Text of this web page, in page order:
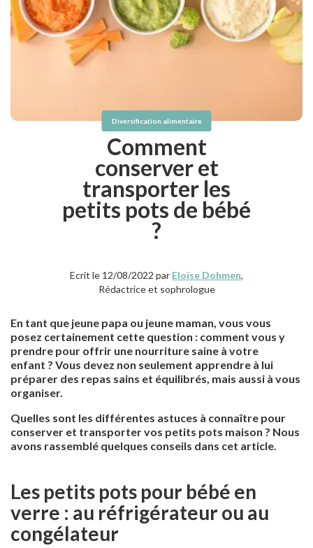
Diversification alimentaire
Comment
conserver et
transporter les
petits pots de bébé
?
Ecrit le 12/08/2022 par Eloïse Dohmen,
Rédactrice et sophrologue
En tant que jeune papa ou jeune maman, vous vous
posez certainement cette question : comment vous y
prendre pour offrir une nourriture saine à votre
enfant ? Vous devez non seulement apprendre à lui
préparer des repas sains et équilibrés, mais aussi à vous
organiser.
Quelles sont les différentes astuces à connaître pour
conserver et transporter vos petits pots maison ? Nous
avons rassemblé quelques conseils dans cet article.
Les petits pots pour bébé en
verre : au réfrigérateur ou au
congélateur